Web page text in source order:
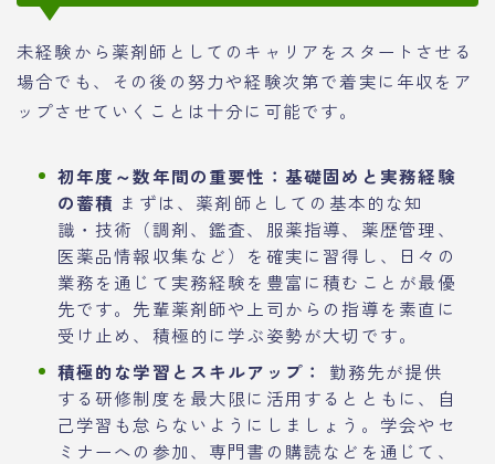
未経験から薬剤師としてのキャリアをスタートさせる
場合でも、その後の努力や経験次第で着実に年収をア
ップさせていくことは十分に可能です。
初年度～数年間の重要性：基礎固めと実務経験
の蓄積 まずは、薬剤師としての基本的な知
識・技術（調剤、鑑査、服薬指導、薬歴管理、
医薬品情報収集など）を確実に習得し、日々の
業務を通じて実務経験を豊富に積むことが最優
先です。先輩薬剤師や上司からの指導を素直に
受け止め、積極的に学ぶ姿勢が大切です。
積極的な学習とスキルアップ：
勤務先が提供
する研修制度を最大限に活用するとともに、自
己学習も怠らないようにしましょう。学会やセ
ミナーへの参加、専門書の購読などを通じて、